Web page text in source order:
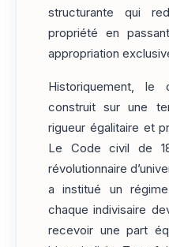
structurante qui
propriété en
appropriation
Historiquement, le
construit sur une
rigueur égalitaire et
Le Code civil de
révolutionnaire
a institué un
chaque indivisaire
recevoir une part